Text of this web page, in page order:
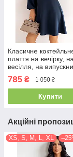
Класичне
плаття на вечірку, на
весілля, на
785 ₴ 1 050 ₴
Купити
Акційні
XS, S, M, L, XL